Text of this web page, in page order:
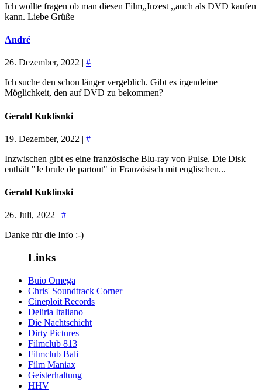
Ich wollte fragen ob man diesen Film,,Inzest ,,auch als DVD kaufen
kann. Liebe Grüße
André
26. Dezember, 2022 | #
Ich suche den schon länger vergeblich. Gibt es irgendeine
Möglichkeit, den auf DVD zu bekommen?
Gerald Kuklisnki
19. Dezember, 2022 | #
Inzwischen gibt es eine französische Blu-ray von Pulse. Die Disk
enthält "Je brule de partout" in Französisch mit englischen...
Gerald Kuklinski
26. Juli, 2022 | #
Danke für die Info :-)
Links
Buio Omega
Chris' Soundtrack Corner
Cineploit Records
Deliria Italiano
Die Nachtschicht
Dirty Pictures
Filmclub 813
Filmclub Bali
Film Maniax
Geisterhaltung
HHV